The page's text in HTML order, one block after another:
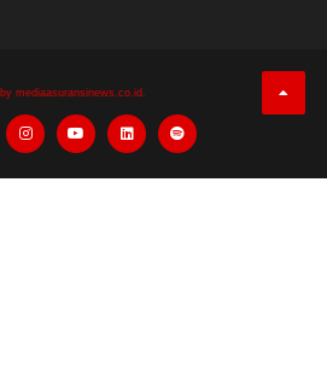
by mediaasuransinews.co.id.